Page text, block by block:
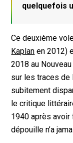
quelquefois
Ce deuxième
Kaplan en 2012)
2018 au
sur les traces de
subitement
le critique
1940 après avoir
dépouille n’a